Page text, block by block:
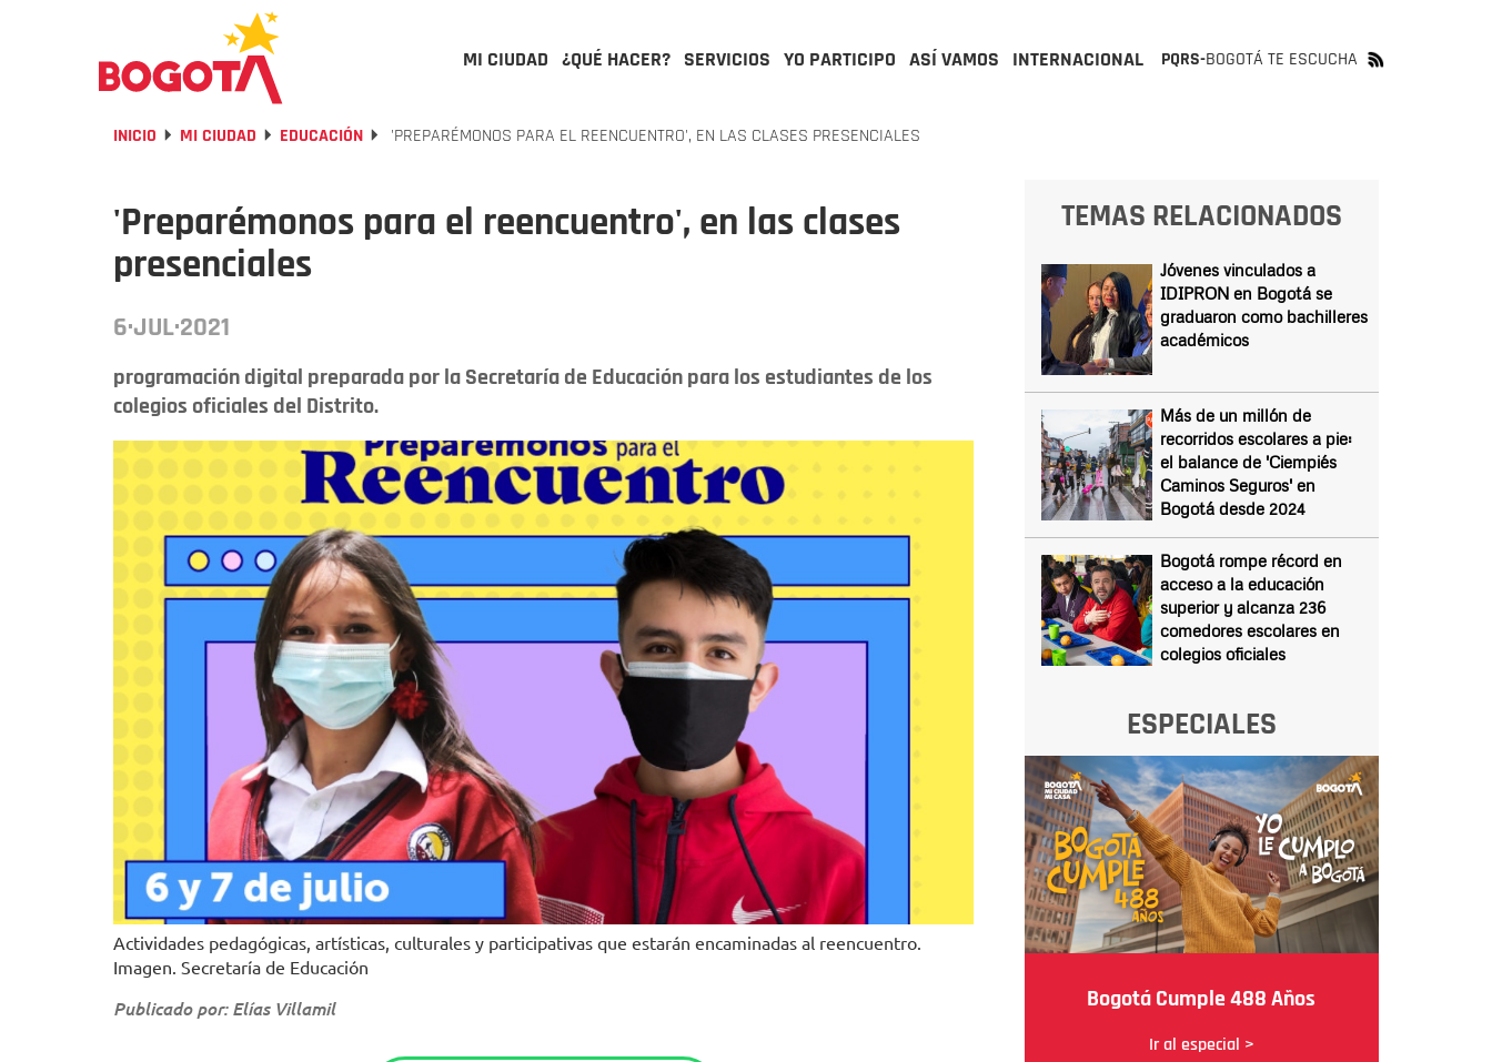
MI CIUDAD ¿QUÉ HACER? SERVICIOS YO PARTICIPO ASÍ VAMOS INTERNACIONAL PQRS-BOGOTÁ TE ESCUCHA
INICIO MI CIUDAD EDUCACIÓN 'PREPARÉMONOS PARA EL REENCUENTRO', EN LAS CLASES PRESENCIALES
'Preparémonos para el reencuentro', en las clases
presenciales
6·JUL·2021
programación digital preparada por la Secretaría de Educación para los estudiantes de los
colegios oficiales del Distrito.
Actividades pedagógicas, artísticas, culturales y participativas que estarán encaminadas al reencuentro.
Imagen. Secretaría de Educación
Publicado por: Elías Villamil
TEMAS RELACIONADOS
Jóvenes vinculados a
IDIPRON en Bogotá se
graduaron como bachilleres
académicos
Más de un millón de
recorridos escolares a pie:
el balance de 'Ciempiés
Caminos Seguros' en
Bogotá desde 2024
Bogotá rompe récord en
acceso a la educación
superior y alcanza 236
comedores escolares en
colegios oficiales
ESPECIALES
Bogotá Cumple 488 Años
Ir al especial >